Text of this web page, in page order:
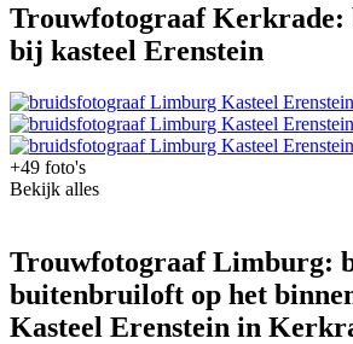
Trouwfotograaf
bij kasteel Erenstein
+49 foto's
Bekijk alles
Trouwfotograaf Limburg:
buitenbruiloft op het
Kasteel Erenstein in